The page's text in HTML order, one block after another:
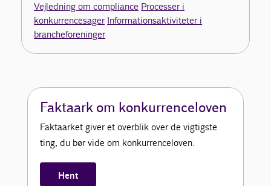
Vejledning om compliance Processer i
konkurrencesager Informationsaktiviteter i
brancheforeninger
Faktaark om konkurrenceloven
Faktaarket giver et overblik over de vigtigste
ting, du bør vide om konkurrenceloven.
Hent